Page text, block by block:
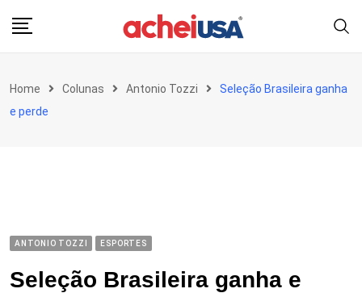
Home Colunas Antonio Tozzi
Seleção Brasileira ganha
e perde
ANTONIO TOZZI ESPORTES
Seleção Brasileira ganha e